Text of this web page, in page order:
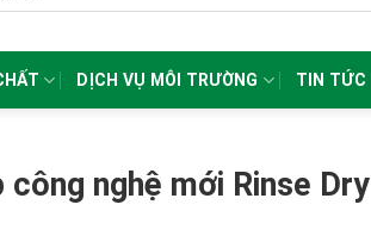
DỊCH VỤ MÔI TRƯỜNG TIN TỨC
nghệ mới Rinse Dry